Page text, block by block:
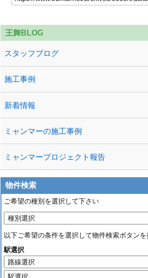
王舞BLOG
スタッフブログ
施工事例
新着情報
ミャンマーの施工事例
ミャンマープロジェクト報告
物件検索
ご希望の種別を選択して下さい
以下ご希望の条件を選択して物件検索ボタン
駅選択